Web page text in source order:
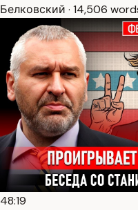
Белковский · 14,506
48:19